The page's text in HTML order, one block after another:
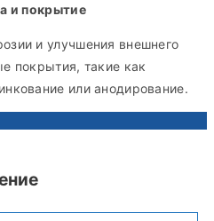
и покрытие
и улучшения внешнего
покрытия, такие как
или анодирование.